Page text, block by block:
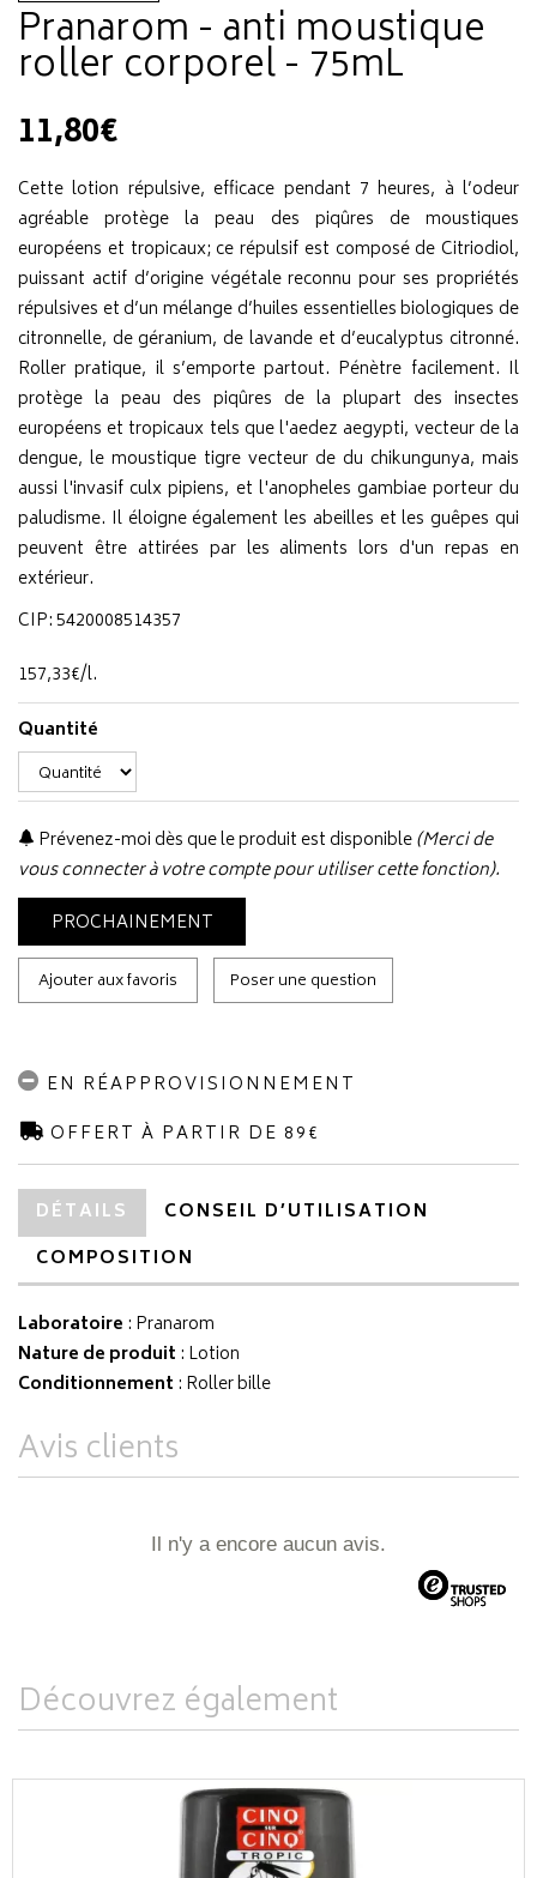
Pranarom - anti moustique
roller corporel - 75mL
11,80€
Cette lotion répulsive, efficace pendant 7 heures, à l’odeur
agréable protège la peau des piqûres de moustiques
européens et tropicaux; ce répulsif est composé de Citriodiol,
puissant actif d’origine végétale reconnu pour ses propriétés
répulsives et d’un mélange d’huiles essentielles biologiques de
citronnelle, de géranium, de lavande et d’eucalyptus citronné.
Roller pratique, il s’emporte partout. Pénètre facilement. Il
protège la peau des piqûres de la plupart des insectes
européens et tropicaux tels que l'aedez aegypti, vecteur de la
dengue, le moustique tigre vecteur de du chikungunya, mais
aussi l'invasif culx pipiens, et l'anopheles gambiae porteur du
paludisme. Il éloigne également les abeilles et les guêpes qui
peuvent être attirées par les aliments lors d'un repas en
extérieur.
CIP: 5420008514357
157,33€/l.
Quantité
Prévenez-moi dès que le produit est disponible(Merci de
vous connecter à votre compte pour utiliser cette fonction).
PROCHAINEMENT
Ajouter aux favoris Poser une question
EN RÉAPPROVISIONNEMENT
OFFERT À PARTIR DE 89€
DÉTAILS
CONSEIL D’UTILISATION
COMPOSITION
Laboratoire : Pranarom
Nature de produit : Lotion
Conditionnement : Roller bille
Avis clients
Il n'y a encore aucun avis.
Découvrez également